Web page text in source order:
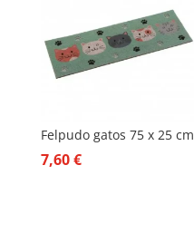
Felpudo gatos 75 x 25 cm
7,60€